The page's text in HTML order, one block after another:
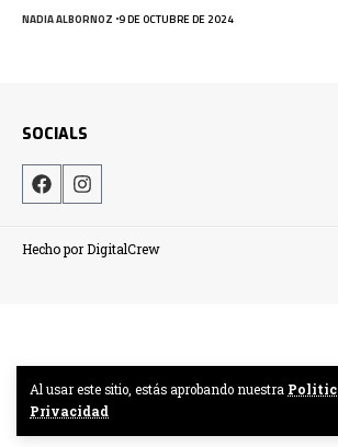
Al usar este sitio, estás aprobando nuestra
Privacidad
NADIA ALBORNOZ 9 DE OCTUBRE DE 2024
SOCIALS
Hecho por DigitalCrew